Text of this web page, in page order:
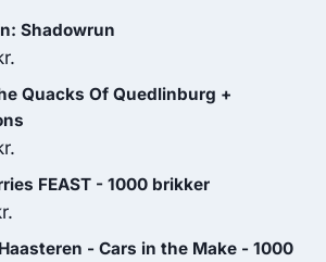
179.00 kr..119.00 kr..
Shadowrun
Quacks Of Quedlinburg +
FEAST - 1000 brikker
- Cars in the Make - 1000